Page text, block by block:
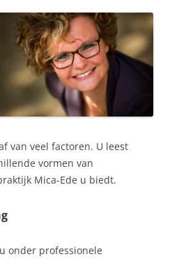
van veel factoren. U leest
vormen van
Mica-Ede u biedt.
onder professionele